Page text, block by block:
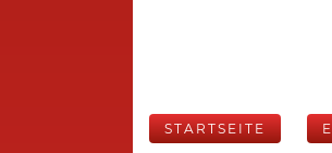
STARTSEITE